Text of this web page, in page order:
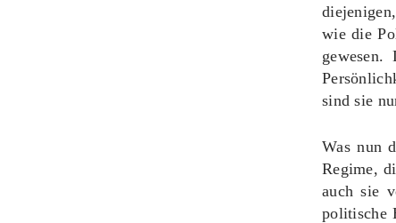
wie die
sind sie
Was nun
Regime,
auch sie
politische